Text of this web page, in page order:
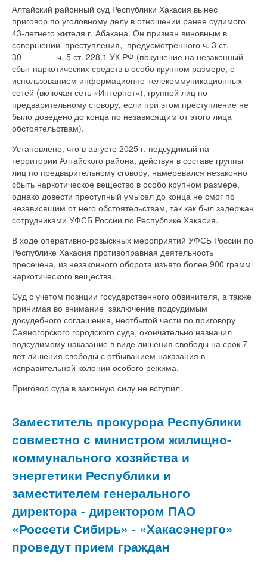
Алтайский районный суд Республики Хакасия вынес
приговор по уголовному делу в отношении ранее судимого
43-летнего жителя г. Абакана. Он признан виновным в
совершении преступления, предусмотренного ч. 3 ст.
30 ч. 5 ст. 228.1 УК РФ (покушение на незаконный
сбыт наркотических средств в особо крупном размере, с
использованием информационно-телекоммуникационных
сетей (включая сеть «Интернет»), группой лиц по
предварительному сговору, если при этом преступление не
было доведено до конца по независящим от этого лица
обстоятельствам).
Установлено, что в августе 2025 г. подсудимый на
территории Алтайского района, действуя в составе группы
лиц по предварительному сговору, намеревался незаконно
сбыть наркотическое вещество в особо крупном размере,
однако довести преступный умысел до конца не смог по
независящим от него обстоятельствам, так как был задержан
сотрудниками УФСБ России по Республике Хакасия.
В ходе оперативно-розыскных мероприятий УФСБ России по
Республике Хакасия противоправная деятельность
пресечена, из незаконного оборота изъято более 900 грамм
наркотического вещества.
Суд с учетом позиции государственного обвинителя, а также
принимая во внимание заключение подсудимым
досудебного соглашения, неотбытой части по приговору
Саяногорского городского суда, окончательно назначил
подсудимому наказание в виде лишения свободы на срок 7
лет лишения свободы с отбыванием наказания в
исправительной колонии особого режима.
Приговор суда в законную силу не вступил.
Заместитель прокурора Республики
совместно с министром жилищно-
коммунального хозяйства и
энергетики Республики и
заместителем генерального
директора - директором ПАО
«Россети Сибирь» - «Хакасэнерго»
проведут прием граждан